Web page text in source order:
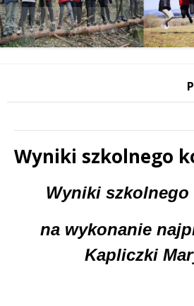
Poprzedni Element
Następny Element
❚❚
Wyniki szkolnego
TreśćWyniki
na wykonanie
Kapliczki